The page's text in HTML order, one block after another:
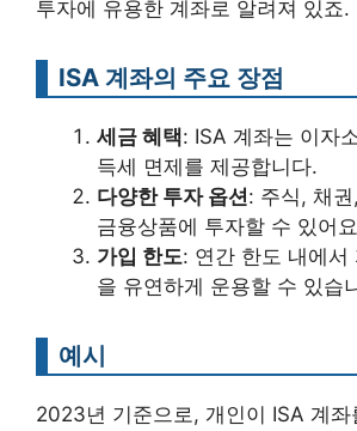
투자에 유용한 계좌로 알려져 있죠.
ISA 계좌의 주요 장점
세금 혜택: ISA 계좌는 이자
득세 면제를 제공합니다.
다양한 투자 옵션: 주식, 채
금융상품에 투자할 수 있어
가입 한도: 연간 한도 내에서
을 유연하게 운용할 수 있습
예시
2023년 기준으로, 개인이 ISA 계좌